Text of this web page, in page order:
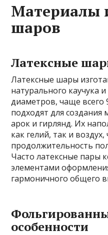
Материалы
шаров
Латексные
Латексные шары
натурального каучука
диаметров, чаще
подходят для
арок и гирлянд. Их
как гелий, так и
продолжительность
Часто латексные пары
элементами
гармоничного общего
особенности